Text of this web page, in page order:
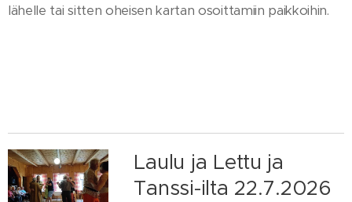
lähelle tai sitten oheisen kartan osoittamiin paikkoihin.
Laulu ja Lettu ja
Tanssi-ilta 22.7.2026